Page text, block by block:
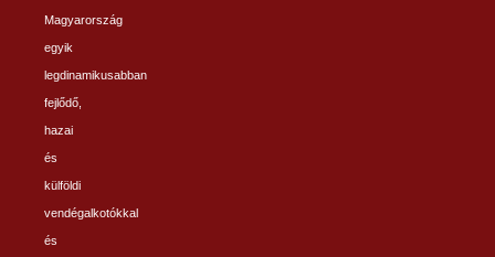
Magyarország
egyik
legdinamikusabban
fejlődő,
hazai
és
külföldi
vendégalkotókkal
és